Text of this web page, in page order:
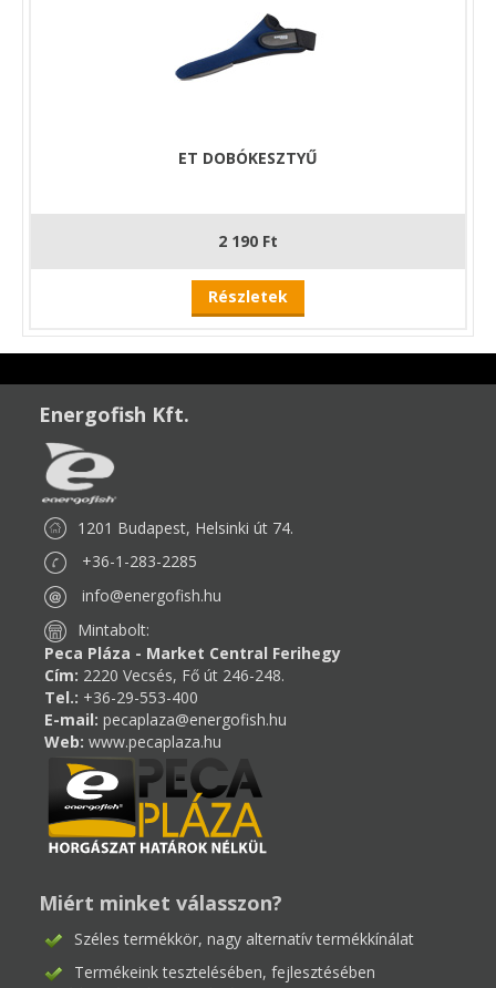
ET DOBÓKESZTYŰ
2 190 Ft
Részletek
Energofish Kft.
1201 Budapest, Helsinki út 74.
+36-1-283-2285
info@energofish.hu
Mintabolt:
Peca Pláza - Market Central Ferihegy
Cím: 2220 Vecsés, Fő út 246-248.
Tel.: +36-29-553-400
E-mail: pecaplaza@energofish.hu
Web: www.pecaplaza.hu
Miért minket válasszon?
Széles termékkör, nagy alternatív termékkínálat
Termékeink tesztelésében, fejlesztésében